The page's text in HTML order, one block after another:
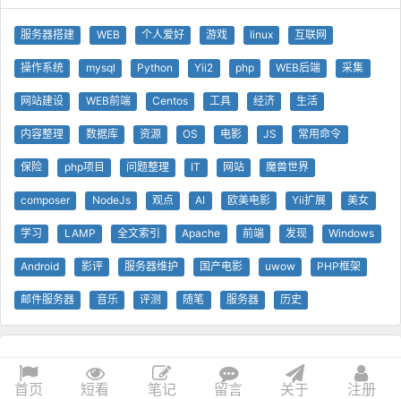
服务器搭建 WEB 个人爱好 游戏 linux 互联网
操作系统 mysql Python Yii2 php WEB后端 采集
网站建设 WEB前端 Centos 工具 经济 生活
内容整理 数据库 资源 OS 电影 JS 常用命令
保险 php项目 问题整理 IT 网站 魔兽世界
composer NodeJs 观点 AI 欧美电影 Yii扩展 美女
学习 LAMP 全文索引 Apache 前端 发现 Windows
Android 影评 服务器维护 国产电影 uwow PHP框架
邮件服务器 音乐 评测 随笔 服务器 历史
© 查问我看 - 查问网 0.26s 1 GB 技术支持
Yii 框架
首页
短看 笔记 留言 关于 注册